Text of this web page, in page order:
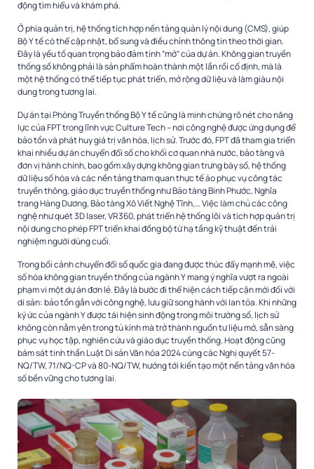
động tìm hiểu và khám phá.
Ở phía quản trị, hệ thống tích hợp nền tảng quản lý nội dung (CMS), giúp
Bộ Y tế có thể cập nhật, bổ sung và điều chỉnh thông tin theo thời gian.
Đây là yếu tố quan trọng bảo đảm tính “mở” của dự án. Không gian truyền
thống số không phải là sản phẩm hoàn thành một lần rồi cố định, mà là
một hệ thống có thể tiếp tục phát triển, mở rộng dữ liệu và làm giàu nội
dung trong tương lai.
Dự án tại Phòng Truyền thống Bộ Y tế cũng là minh chứng rõ nét cho năng
lực của FPT trong lĩnh vực Culture Tech – nơi công nghệ được ứng dụng để
bảo tồn và phát huy giá trị văn hóa, lịch sử. Trước đó, FPT đã tham gia triển
khai nhiều dự án chuyển đổi số cho khối cơ quan nhà nước, bảo tàng và
đơn vị hành chính, bao gồm xây dựng không gian trưng bày số, hệ thống
dữ liệu số hóa và các nền tảng tham quan thực tế ảo phục vụ công tác
truyền thông, giáo dục truyền thống như Bảo tàng Bình Phước, Nghĩa
trang Hàng Dương, Bảo tàng Xô Viết Nghệ Tĩnh,… Việc làm chủ các công
nghệ như quét 3D laser, VR360, phát triển hệ thống lõi và tích hợp quản trị
nội dung cho phép FPT triển khai đồng bộ từ hạ tầng kỹ thuật đến trải
nghiệm người dùng cuối.
Trong bối cảnh chuyển đổi số quốc gia đang được thúc đẩy mạnh mẽ, việc
số hóa không gian truyền thống của ngành Y mang ý nghĩa vượt ra ngoài
phạm vi một dự án đơn lẻ. Đây là bước đi thể hiện cách tiếp cận mới đối với
di sản: bảo tồn gắn với công nghệ, lưu giữ song hành với lan tỏa. Khi những
ký ức của ngành Y được tái hiện sinh động trong môi trường số, lịch sử
không còn nằm yên trong tủ kính mà trở thành nguồn tư liệu mở, sẵn sàng
phục vụ học tập, nghiên cứu và giáo dục truyền thống. Hoạt động cũng
bám sát tinh thần Luật Di sản Văn hóa 2024 cùng các Nghị quyết 57-
NQ/TW, 71/NQ-CP và 80-NQ/TW, hướng tới kiến tạo một nền tảng văn hóa
số bền vững cho tương lai.